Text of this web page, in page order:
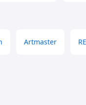
Artmaster